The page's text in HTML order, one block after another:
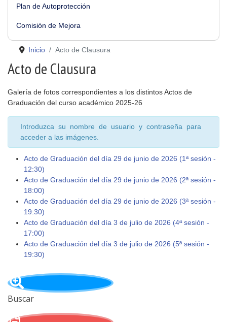
Plan de Autoprotección
Comisión de Mejora
Inicio Acto de Clausura
Acto de Clausura
Galería de fotos correspondientes a los distintos Actos de
Graduación del curso académico 2025-26
Introduzca su nombre de usuario y contraseña para
acceder a las imágenes.
Acto de Graduación del día 29 de junio de 2026 (1ª sesión -
12:30)
Acto de Graduación del día 29 de junio de 2026 (2ª sesión -
18:00)
Acto de Graduación del día 29 de junio de 2026 (3ª sesión -
19:30)
Acto de Graduación del día 3 de julio de 2026 (4ª sesión -
17:00)
Acto de Graduación del día 3 de julio de 2026 (5ª sesión -
19:30)
Buscar